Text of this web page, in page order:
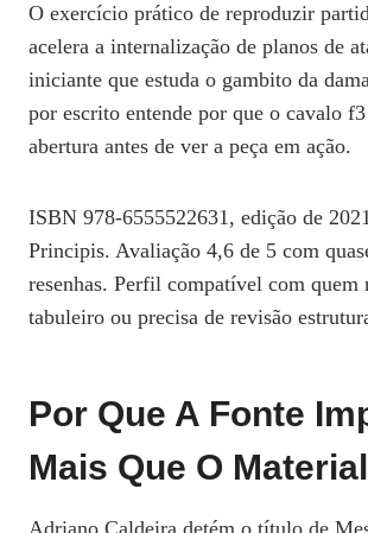
O exercício prático de reproduzir
acelera a internalização de planos de
iniciante que estuda o gambito da
por escrito entende por que o cavalo f3
abertura antes de ver a peça em ação.
ISBN 978-6555522631, edição de
Principis. Avaliação 4,6 de 5 com
resenhas. Perfil compatível com quem
tabuleiro ou precisa de revisão
Por Que A Fonte
Mais Que O Material